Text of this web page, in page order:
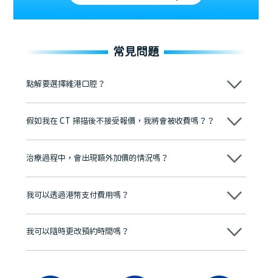
常見問題
點解要選擇維港口腔？
維港口腔踐行「醫道濟世」的大學校訓，各分院匯聚來自香港、內地的
牌」、「2025香港企業領袖品牌」，是諾貝爾種植系統全球放心植牙中
至今已服務超過三十個國家和地區的顧客，受到粵港澳大灣區及周邊城
市市民極高的口碑評價及信任推薦 珠海、深圳設有八大分院，香港亦設
有咨詢及服務保障中心，有任何問題都可以隨時預約免費咨詢，讓人十
假如我在 CT 掃描後不接受報價，我將會被收費嗎？？
不會！只要未開始實際服務之前，你不會被收取任何費用。
治療過程中，會出現額外加價的情況嗎？
不會，治療前我們會詳細說明治療方案及對應的價錢，顧客同意並簽字
我可以透過港幣支付費用嗎？
可以。維港口腔會按照當日匯率轉算收取費用，而匯率會及時告知客人
我可以隨時更改預約時間嗎？
可以，請盡早通過wechat或whatsapp聯絡我們，告知我們你原本預約